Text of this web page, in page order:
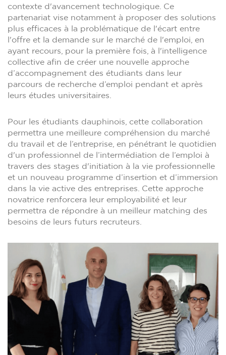
contexte d'avancement technologique. Ce
partenariat vise notamment à proposer des solutions
plus efficaces à la problématique de l'écart entre
l'offre et la demande sur le marché de l'emploi, en
ayant recours, pour la première fois, à l'intelligence
collective afin de créer une nouvelle approche
d’accompagnement des étudiants dans leur
parcours de recherche d’emploi pendant et après
leurs études universitaires.
Pour les étudiants dauphinois, cette collaboration
permettra une meilleure compréhension du marché
du travail et de l’entreprise, en pénétrant le quotidien
d'un professionnel de l’intermédiation de l’emploi à
travers des stages d'initiation à la vie professionnelle
et un nouveau programme d’insertion et d’immersion
dans la vie active des entreprises. Cette approche
novatrice renforcera leur employabilité et leur
permettra de répondre à un meilleur matching des
besoins de leurs futurs recruteurs.